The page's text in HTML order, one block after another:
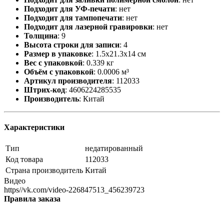
Подходит для УФ-печати: нет
Подходит для тампопечати: нет
Подходит для лазерной гравировки: нет
Толщина: 9
Высота строки для записи: 4
Размер в упаковке: 1.5x21.3x14 см
Вес с упаковкой: 0.339 кг
Объём с упаковкой: 0.0006 м³
Артикул производителя: 112033
Штрих-код: 4606224285535
Производитель: Китай
Характеристики
Тип
недатированный
Код товара
112033
Страна производитель Китай
Видео
https//vk.com/video-226847513_456239723
Правила заказа